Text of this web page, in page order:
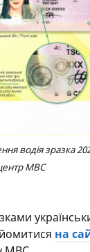
водія зразка
МВС
на